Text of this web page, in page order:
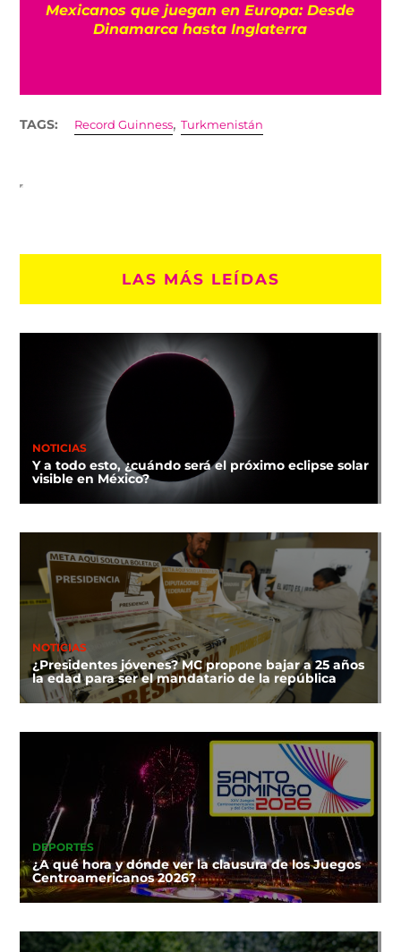
Mexicanos que juegan en Europa: Desde
Dinamarca hasta Inglaterra
TAGS: Record Guinness,Turkmenistán
LAS MÁS LEÍDAS
NOTICIAS
Y a todo esto, ¿cuándo será el próximo eclipse solar
visible en México?
NOTICIAS
¿Presidentes jóvenes? MC propone bajar a 25 años
la edad para ser el mandatario de la república
DEPORTES
¿A qué hora y dónde ver la clausura de los Juegos
Centroamericanos 2026?